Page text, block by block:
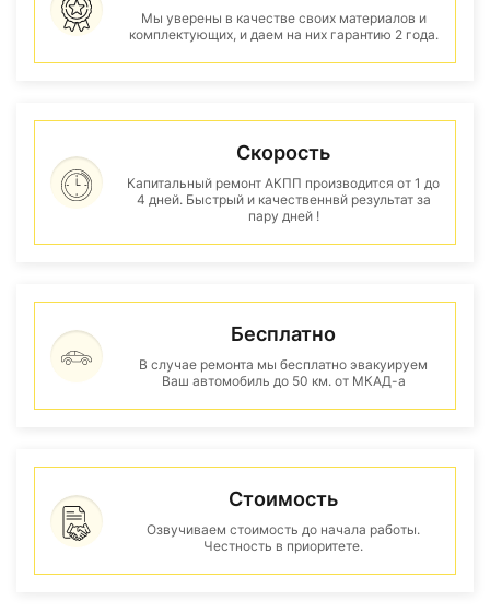
Мы уверены в качестве своих материалов и
комплектующих, и даем на них гарантию 2 года.
Скорость
Капитальный ремонт АКПП производится от 1 до
4 дней. Быстрый и качественнвй результат за
пару дней !
Бесплатно
В случае ремонта мы бесплатно эвакуируем
Ваш автомобиль до 50 км. от МКАД-а
Стоимость
Озвучиваем стоимость до начала работы.
Честность в приоритете.